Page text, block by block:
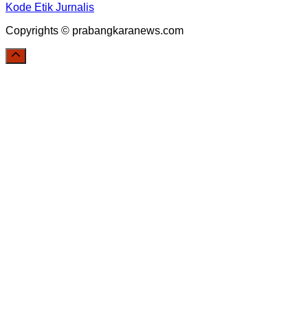
Kode Etik Jurnalis
Copyrights © prabangkaranews.com